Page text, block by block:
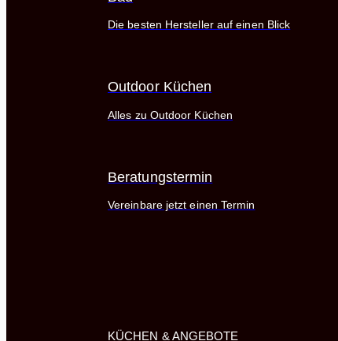
Die besten Hersteller auf einen Blick
Outdoor Küchen
Alles zu Outdoor Küchen
Beratungstermin
Vereinbare jetzt einen Termin
KÜCHEN & ANGEBOTE